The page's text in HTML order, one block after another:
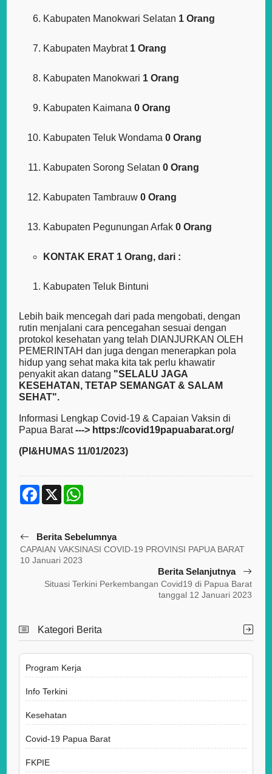
Kabupaten Manokwari Selatan 1 Orang
Kabupaten Maybrat 1 Orang
Kabupaten Manokwari 1 Orang
Kabupaten Kaimana0 Orang
Kabupaten Teluk Wondama0 Orang
Kabupaten Sorong Selatan0 Orang
Kabupaten Tambrauw0 Orang
Kabupaten Pegunungan Arfak0 Orang
KONTAK ERAT 1 Orang, dari :
Kabupaten Teluk Bintuni
Lebih baik mencegah dari pada mengobati, dengan
rutin menjalani cara pencegahan sesuai dengan
protokol kesehatan yang telah DIANJURKAN OLEH
PEMERINTAH dan juga dengan menerapkan pola
hidup yang sehat maka kita tak perlu khawatir
penyakit akan datang "SELALU JAGA
KESEHATAN, TETAP SEMANGAT & SALAM
SEHAT".
Informasi Lengkap Covid-19 & Capaian Vaksin di
Papua Barat---> https://covid19papuabarat.org/
(PI&HUMAS 11/01/2023)
F
o
o
k
X
A
p
Berita Sebelumnya
CAPAIAN VAKSINASI COVID-19 PROVINSI PAPUA BARAT
10 Januari 2023
Berita Selanjutnya
Situasi Terkini Perkembangan Covid19 di Papua Barat
tanggal 12 Januari 2023
Kategori Berita
Program Kerja
Info Terkini
Kesehatan
Covid-19 Papua Barat
FKPIE